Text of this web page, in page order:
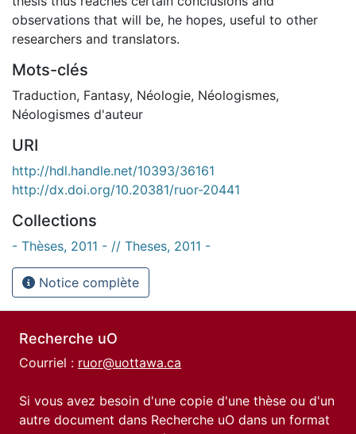
observations that will be, he hopes, useful to other
researchers and translators.
Mots-clés
Traduction, Fantasy, Néologie, Néologismes,
Néologismes d'auteur
URI
http://hdl.handle.net/10393/36161
http://dx.doi.org/10.20381/ruor-20441
Collections
- Thèses, 2011 - // Theses, 2011 -
Notice complète
Recherche uO
Courriel : ruor@uottawa.ca
Si vous avez besoin d'une copie d'une thèse ou d'un
autre document dans Recherche uO dans un format